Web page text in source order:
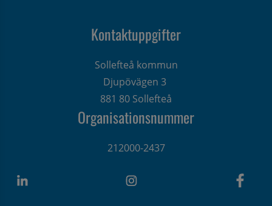
Kontaktuppgifter
Sollefteå kommun
Djupövägen 3
881 80 Sollefteå
Organisationsnummer
212000-2437